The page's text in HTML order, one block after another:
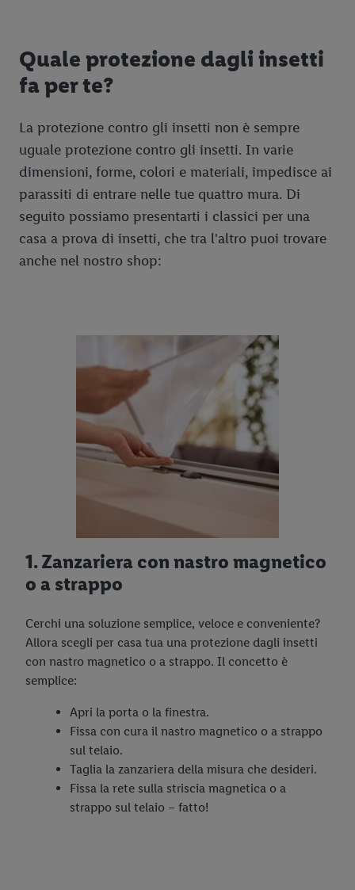
Quale protezione dagli insetti
fa per te?
La protezione contro gli insetti non è sempre
uguale protezione contro gli insetti. In varie
dimensioni, forme, colori e materiali, impedisce ai
parassiti di entrare nelle tue quattro mura. Di
seguito possiamo presentarti i classici per una
casa a prova di insetti, che tra l'altro puoi trovare
anche nel nostro shop:
1. Zanzariera con nastro magnetico
o a strappo
Cerchi una soluzione semplice, veloce e conveniente?
Allora scegli per casa tua una protezione dagli insetti
con nastro magnetico o a strappo. Il concetto è
semplice:
Apri la porta o la finestra.
Fissa con cura il nastro magnetico o a strappo
sul telaio.
Taglia la zanzariera della misura che desideri.
Fissa la rete sulla striscia magnetica o a
strappo sul telaio – fatto!